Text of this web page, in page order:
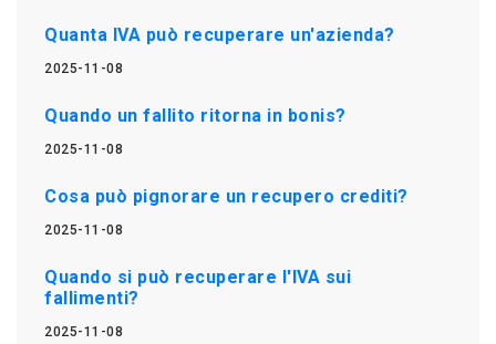
Quanta IVA può recuperare un'azienda?
2025-11-08
Quando un fallito ritorna in bonis?
2025-11-08
Cosa può pignorare un recupero crediti?
2025-11-08
Quando si può recuperare l'IVA sui
fallimenti?
2025-11-08